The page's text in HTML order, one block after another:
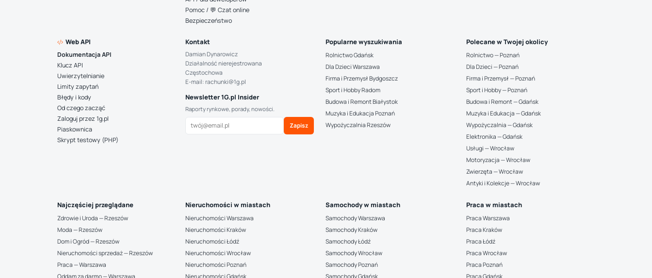
Pomoc / 💬 Czat online
Bezpieczeństwo
Web API
Dokumentacja API
Klucz API
Uwierzytelnianie
Limity zapytań
Błędy i kody
Od czego zacząć
Zaloguj przez 1g.pl
Piaskownica
Skrypt testowy (PHP)
Kontakt
Damian Dynarowicz
Działalność nierejestrowana
Częstochowa
E-mail: rachunki@1g.pl
Newsletter 1G.pl Insider
Raporty rynkowe, porady, nowości.
Zapisz
Popularne wyszukiwania
Rolnictwo Gdańsk
Dla Dzieci Warszawa
Firma i Przemysł Bydgoszcz
Sport i Hobby Radom
Budowa i Remont Białystok
Muzyka i Edukacja Poznań
Wypożyczalnia Rzeszów
Polecane w Twojej okolicy
Rolnictwo — Poznań
Dla Dzieci — Poznań
Firma i Przemysł — Poznań
Sport i Hobby — Poznań
Budowa i Remont — Gdańsk
Muzyka i Edukacja — Gdańsk
Wypożyczalnia — Gdańsk
Elektronika — Gdańsk
Usługi — Wrocław
Motoryzacja — Wrocław
Zwierzęta — Wrocław
Antyki i Kolekcje — Wrocław
Najczęściej przeglądane
Zdrowie i Uroda — Rzeszów
Moda — Rzeszów
Dom i Ogród — Rzeszów
Nieruchomości sprzedaż — Rzeszów
Praca — Warszawa
Oddam za darmo — Warszawa
Nieruchomości w miastach
Nieruchomości Warszawa
Nieruchomości Kraków
Nieruchomości Łódź
Nieruchomości Wrocław
Nieruchomości Poznań
Nieruchomości Gdańsk
Samochody w miastach
Samochody Warszawa
Samochody Kraków
Samochody Łódź
Samochody Wrocław
Samochody Poznań
Samochody Gdańsk
Praca w miastach
Praca Warszawa
Praca Kraków
Praca Łódź
Praca Wrocław
Praca Poznań
Praca Gdańsk